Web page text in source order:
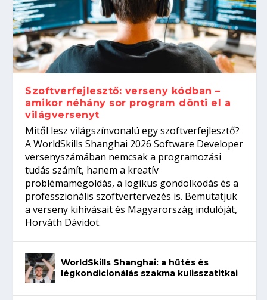
Kitalálod, mire használják ezeket a
gépeket?
Nem sikerült az egyetemi felvételi?
Tanulj szakmát!
Szoftverfejlesztő: verseny kódban –
amikor néhány sor program dönti el a
világversenyt...
Digitális detox – hogyan kapcsolódj ki
telefon nélkül?
Szoftverfejlesztő: verseny kódban –
amikor néhány sor program dönti el a
világversenyt
Mitől lesz világszínvonalú egy szoftverfejlesztő?
A WorldSkills Shanghai 2026 Software Developer
versenyszámában nemcsak a programozási
tudás számít, hanem a kreatív
problémamegoldás, a logikus gondolkodás és a
professzionális szoftvertervezés is. Bemutatjuk
a verseny kihívásait és Magyarország indulóját,
Horváth Dávidot.
WorldSkills Shanghai: a hűtés és
légkondicionálás szakma kulisszatitkai